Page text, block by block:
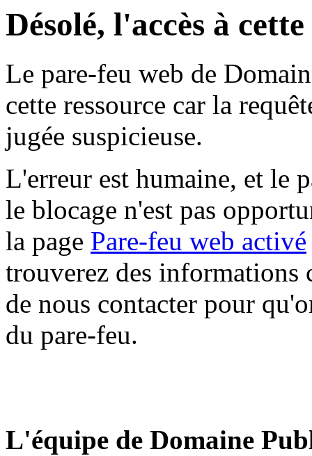
Désolé, l'accès à
Le pare-feu web de
cette ressource car la
jugée suspicieuse.
L'erreur est humaine, et le
le blocage n'est pas
la page Pare-feu web activé
trouverez des informations
de nous contacter pour
du pare-feu.
L'équipe de Domaine